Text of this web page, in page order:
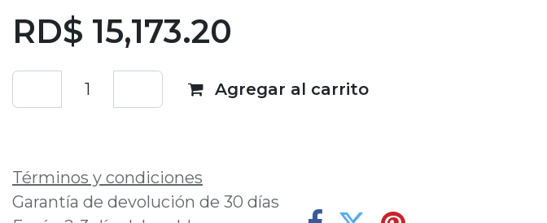
RD$ 15,173.20
Agregar al carrito
Términos y condiciones
Garantía de devolución de 30 días